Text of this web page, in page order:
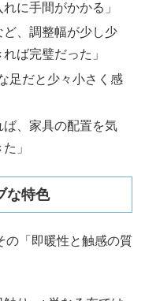
に手間がかかる」
ど、調整幅が少し少
ば完璧だった」
足だと少々小さく感
ば、家具の配置を気
」
な特色
の「即暖性と触感の質